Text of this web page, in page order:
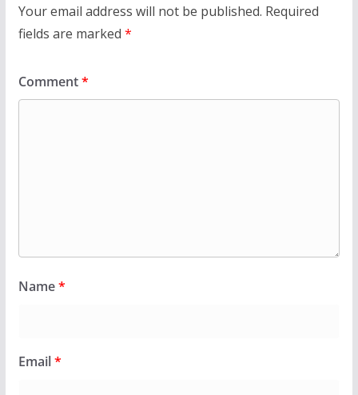
Your email address will not be published. Required
fields are marked *
Comment*
Name*
Email*